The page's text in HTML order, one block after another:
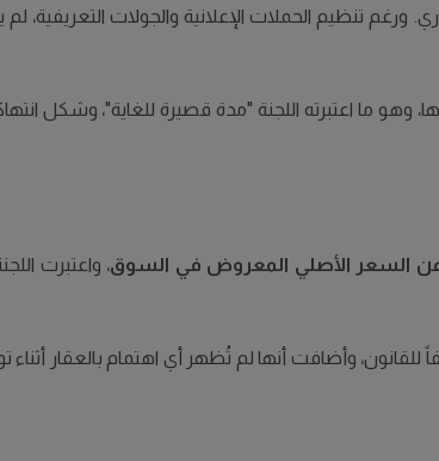
ورغم تنظيم الحملات الإعلانية والجولات
ما اعتبرته اللجنة "مدة قصيرة للغاية"، وشكل
السعر الأصلي المعروض في السوق، واعتبرت
وأضافت أنها لم تُظهر أي اهتمام بالعقار أثناء